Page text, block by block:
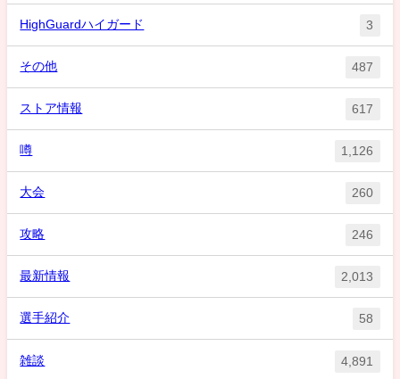
HighGuardハイガード 3
その他 487
ストア情報 617
噂 1,126
大会 260
攻略 246
最新情報 2,013
選手紹介 58
雑談 4,891